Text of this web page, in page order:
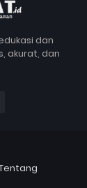
dan
akurat, dan